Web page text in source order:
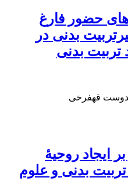
های حضور فارغ
بدنی در
بدنی
دوست قهفرخی
ایجاد روحیۀ
بدنی و علوم